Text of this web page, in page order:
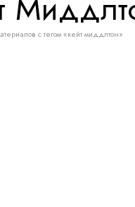
с тегом «кейт миддлтон»